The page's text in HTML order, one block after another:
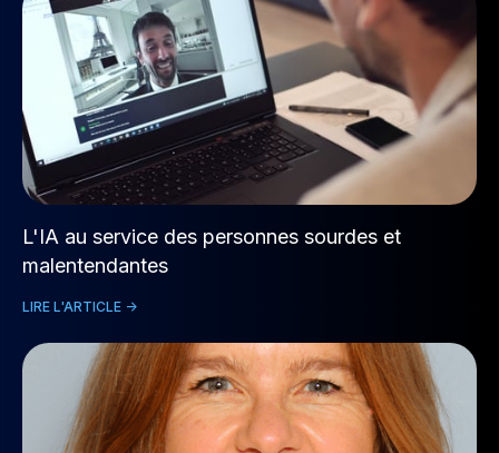
L'IA au service des personnes sourdes et
malentendantes
LIRE L'ARTICLE ->